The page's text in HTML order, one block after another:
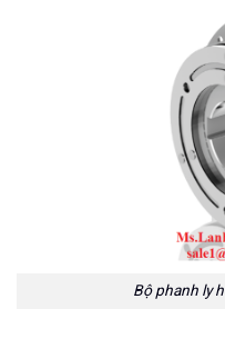
Bộ phanh ly